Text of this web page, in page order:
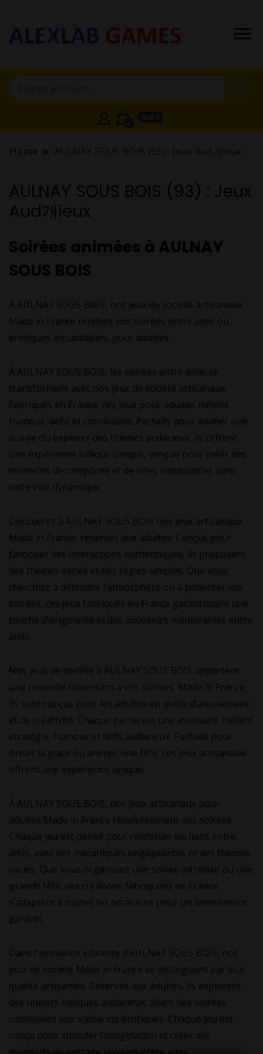
Home
AULNAY SOUS BOIS (93) : Jeux
Aud개ieux
Soirées animées à AULNAY
SOUS BOIS
À AULNAY SOUS BOIS, nos jeux de société artisanaux
Made in France rendent vos soirées entre amis ou
érotiques inoubliables, pour adultes.
À AULNAY SOUS BOIS, les soirées entre amis se
transforment avec nos jeux de société artisanaux.
Fabriqués en France, ces jeux pour adultes mêlent
humour, défis et convivialité. Parfaits pour animer une
soirée ou explorer des thèmes audacieux, ils offrent
une expérience ludique unique, conçue pour créer des
moments de complicité et de rires inoubliables dans
cette ville dynamique.
Découvrez à AULNAY SOUS BOIS nos jeux artisanaux
Made in France, réservés aux adultes. Conçus pour
favoriser des interactions authentiques, ils proposent
des thèmes variés et des règles simples. Que vous
cherchiez à détendre l’atmosphère ou à pimenter vos
soirées, ces jeux fabriqués en France garantissent une
touche d’originalité et des souvenirs mémorables entre
amis.
Nos jeux de société à AULNAY SOUS BOIS apportent
une nouvelle dimension à vos soirées. Made in France,
ils sont conçus pour les adultes en quête d’amusement
et de créativité. Chaque partie est une aventure, mêlant
stratégie, humour et défis audacieux. Parfaits pour
briser la glace ou animer une fête, ces jeux artisanaux
offrent une expérience unique.
À AULNAY SOUS BOIS, nos jeux artisanaux pour
adultes Made in France révolutionnent vos soirées.
Chaque jeu est pensé pour renforcer les liens entre
amis, avec des mécaniques engageantes et des thèmes
variés. Que vous organisiez une soirée intimiste ou une
grande fête, ces créations fabriquées en France
s’adaptent à toutes les occasions pour un amusement
garanti.
Dans l’ambiance vibrante d’AULNAY SOUS BOIS, nos
jeux de société Made in France se distinguent par leur
qualité artisanale. Réservés aux adultes, ils explorent
des univers ludiques audacieux, allant des soirées
conviviales aux scénarios érotiques. Chaque jeu est
conçu pour stimuler l’imagination et créer des